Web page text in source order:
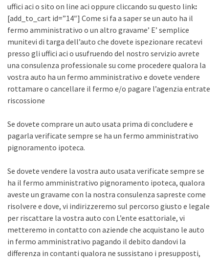
uffici aci o sito on line aci oppure cliccando su questo link:
[add_to_cart id=”14″] Come si fa a saper se un auto ha il
fermo amministrativo o un altro gravame’ E’ semplice
munitevi di targa dell’auto che dovete ispezionare recatevi
presso gli uffici aci o usufruendo del nostro servizio avrete
una consulenza professionale su come procedere qualora la
vostra auto ha un fermo amministrativo e dovete vendere
rottamare o cancellare il fermo e/o pagare l’agenzia entrate
riscossione
Se dovete comprare un auto usata prima di concludere e
pagarla verificate sempre se ha un fermo amministrativo
pignoramento ipoteca.
Se dovete vendere la vostra auto usata verificate sempre se
ha il fermo amministrativo pignoramento ipoteca, qualora
aveste un gravame con la nostra consulenza sapreste come
risolvere e dove, vi indirizzeremo sul percorso giusto e legale
per riscattare la vostra auto con L’ente esattoriale, vi
metteremo in contatto con aziende che acquistano le auto
in fermo amministrativo pagando il debito dandovi la
differenza in contanti qualora ne sussistano i presupposti,